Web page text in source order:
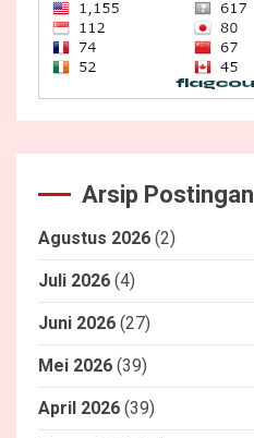
Arsip Postingan
Agustus 2026 (2)
Juli 2026 (4)
Juni 2026 (27)
Mei 2026 (39)
April 2026 (39)